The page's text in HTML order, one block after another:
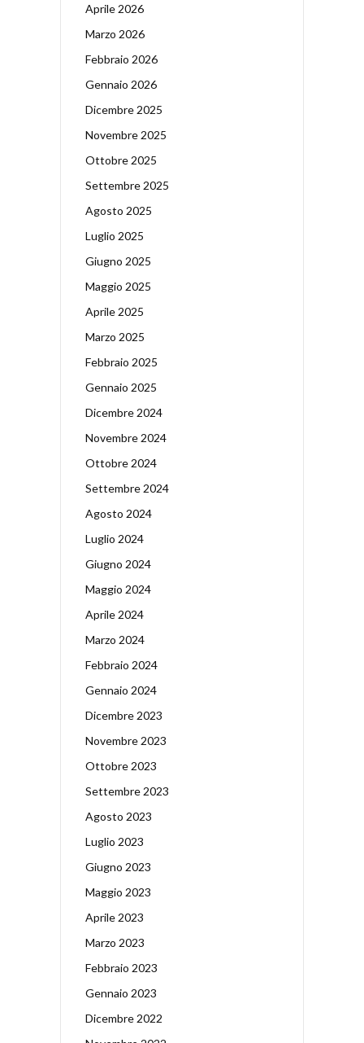
Aprile 2026
Marzo 2026
Febbraio 2026
Gennaio 2026
Dicembre 2025
Novembre 2025
Ottobre 2025
Settembre 2025
Agosto 2025
Luglio 2025
Giugno 2025
Maggio 2025
Aprile 2025
Marzo 2025
Febbraio 2025
Gennaio 2025
Dicembre 2024
Novembre 2024
Ottobre 2024
Settembre 2024
Agosto 2024
Luglio 2024
Giugno 2024
Maggio 2024
Aprile 2024
Marzo 2024
Febbraio 2024
Gennaio 2024
Dicembre 2023
Novembre 2023
Ottobre 2023
Settembre 2023
Agosto 2023
Luglio 2023
Giugno 2023
Maggio 2023
Aprile 2023
Marzo 2023
Febbraio 2023
Gennaio 2023
Dicembre 2022